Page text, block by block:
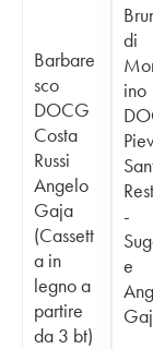
Barbare
sco
DOCG
Costa
Russi
Angelo
Gaja
(Cassett
a in
legno a
partire
da 3 bt)
di
ino
-
e